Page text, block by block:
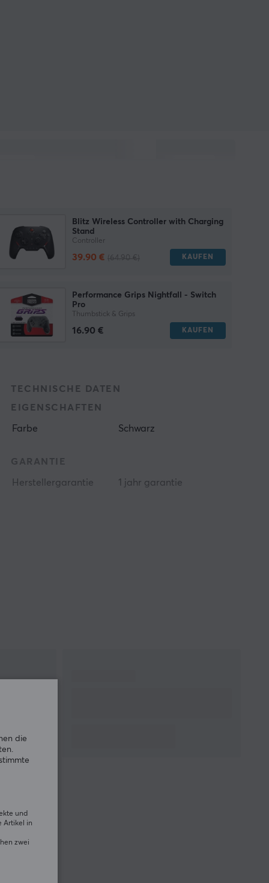
Blitz Wireless Controller with Charging
Stand
Controller
39.90 € KAUFEN
Performance Grips Nightfall - Switch
Pro
Thumbstick & Grips
16.90 € KAUFEN
TECHNISCHE DATEN
EIGENSCHAFTEN
Farbe Schwarz
GARANTIE
Herstellergarantie 1 jahr garantie
die
und
Artikel in
zwei